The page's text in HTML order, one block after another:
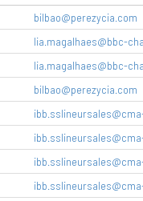
bilbao@perezycia.com
lia.magalhaes@bbc-
lia.magalhaes@bbc-
bilbao@perezycia.com